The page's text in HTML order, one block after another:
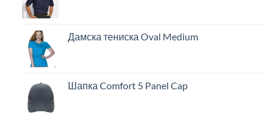
Дамска тениска Oval Medium
Шапка Comfort 5 Panel Cap